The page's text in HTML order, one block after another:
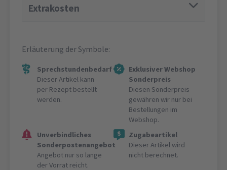
Extrakosten
Erläuterung der Symbole:
Sprechstundenbedarf
Dieser Artikel kann
per Rezept bestellt
werden.
Exklusiver Webshop
Sonderpreis
Diesen Sonderpreis
gewähren wir nur bei
Bestellungen im
Webshop.
Unverbindliches
Sonderpostenangebot
Angebot nur so lange
der Vorrat reicht.
Zugabeartikel
Dieser Artikel wird
nicht berechnet.